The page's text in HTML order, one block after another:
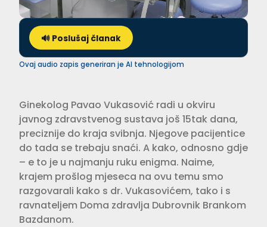
🔊 Poslušaj članak
Ovaj audio zapis generiran je AI tehnologijom
Ginekolog Pavao Vukasović radi u okviru
javnog zdravstvenog sustava još 15tak dana,
preciznije do kraja svibnja. Njegove pacijentice
do tada se trebaju snaći. A kako, odnosno gdje
– e to je u najmanju ruku enigma. Naime,
krajem prošlog mjeseca na ovu temu smo
razgovarali kako s dr. Vukasovićem, tako i s
ravnateljem Doma zdravlja Dubrovnik Brankom
Bazdanom.